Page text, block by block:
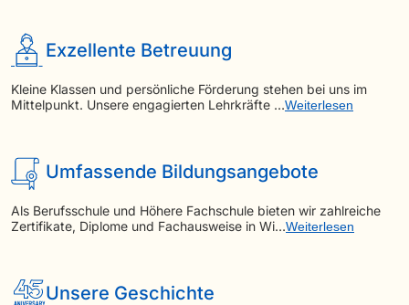
Exzellente Betreuung
Kleine Klassen und persönliche Förderung stehen bei uns im
Mittelpunkt. Unsere engagierten Lehrkräfte …Weiterlesen
Umfassende Bildungsangebote
Als Berufsschule und Höhere Fachschule bieten wir zahlreiche
Zertifikate, Diplome und Fachausweise in Wi…Weiterlesen
Unsere Geschichte